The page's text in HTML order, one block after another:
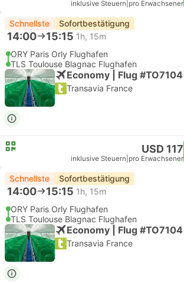
inklusive Steuern pro Erwachsener
Schnellste Sofortbestätigung
14:00 15:15 1h, 15m
ORY Paris Orly Flughafen
TLS Toulouse Blagnac Flughafen
Economy | Flug #TO7104
Transavia France
USD 117
inklusive Steuern pro Erwachsener
Schnellste Sofortbestätigung
14:00 15:15 1h, 15m
ORY Paris Orly Flughafen
TLS Toulouse Blagnac Flughafen
Economy | Flug #TO7104
Transavia France